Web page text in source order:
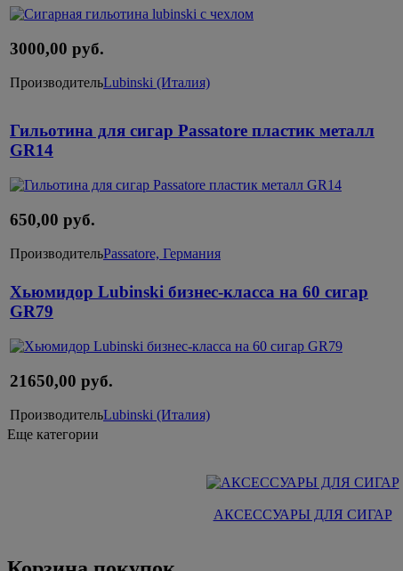
3000,00 руб.
ПроизводительLubinski (Италия)
Гильотина для сигар Passatore пластик металл
GR14
650,00 руб.
ПроизводительPassatore, Германия
Хьюмидор Lubinski бизнес-класса на 60 сигар
GR79
21650,00 руб.
ПроизводительLubinski (Италия)
Еще категории
АКСЕССУАРЫ ДЛЯ СИГАР